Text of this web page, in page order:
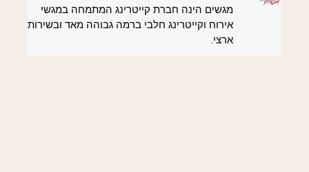
מגשים הינה חברת קייטרינג המתמחה במגשי
אירוח וקייטרינג חלבי ברמה גבוהה מאד ובשירות
ארצי.